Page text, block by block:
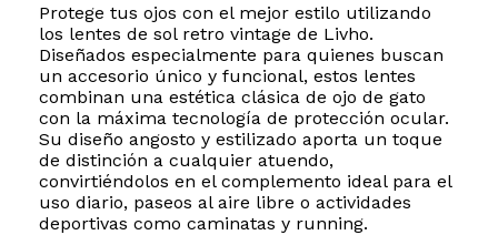
Protege tus ojos con el mejor estilo utilizando
los lentes de sol retro vintage de Livho.
Diseñados especialmente para quienes buscan
un accesorio único y funcional, estos lentes
combinan una estética clásica de ojo de gato
con la máxima tecnología de protección ocular.
Su diseño angosto y estilizado aporta un toque
de distinción a cualquier atuendo,
convirtiéndolos en el complemento ideal para el
uso diario, paseos al aire libre o actividades
deportivas como caminatas y running.